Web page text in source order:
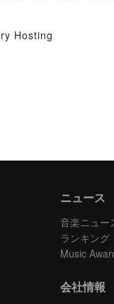
Hosting
ニュース
音楽ニュー
ランキング
Music
会社情報